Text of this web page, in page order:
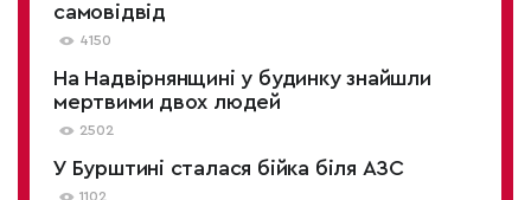
самовідвід
4150
На Надвірнянщині у будинку знайшли
мертвими двох людей
2502
У Бурштині сталася бійка біля АЗС
1102